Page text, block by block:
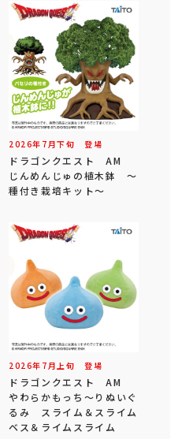
2026年 7 月下旬 登場
ドラゴンクエスト AM
じんめんじゅの植木鉢 ～
種付き栽培キット～
2026年 7 月 上旬 登場
ドラゴンクエスト AM
やわらかもっち～りぬいぐ
るみ スライム＆スライム
ベス＆ライムスライム